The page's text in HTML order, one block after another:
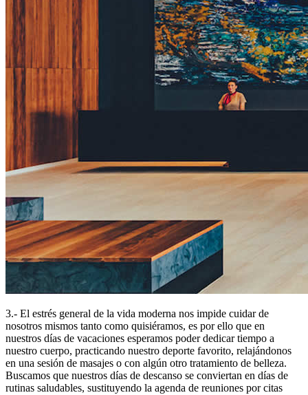
3.- El estrés general de la vida moderna nos impide cuidar de
nosotros mismos tanto como quisiéramos, es por ello que en
nuestros días de vacaciones esperamos poder dedicar tiempo a
nuestro cuerpo, practicando nuestro deporte favorito, relajándonos
en una sesión de masajes o con algún otro tratamiento de belleza.
Buscamos que nuestros días de descanso se conviertan en días de
rutinas saludables, sustituyendo la agenda de reuniones por citas